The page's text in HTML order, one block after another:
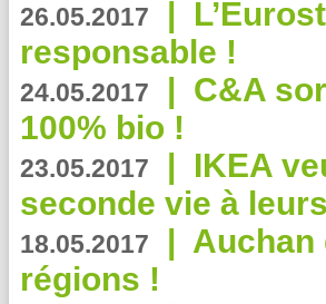
26.05.2017 |
responsable !
24.05.2017 | C&A
100% bio !
23.05.2017 | IKEA
seconde vie à
18.05.2017 | Auchan
régions !